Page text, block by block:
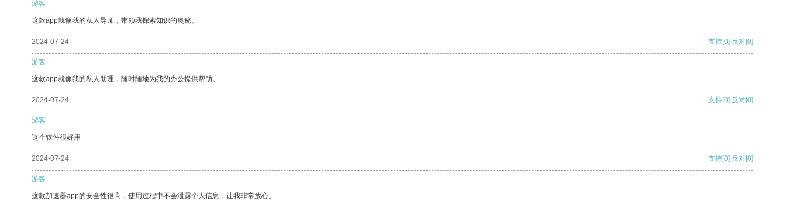
游客
这款app就像我的私人导师，带领我探索知识的奥秘。
2024-07-24 支持[0] 反对[0]
游客
这款app就像我的私人助理，随时随地为我的办公提供帮助。
2024-07-24 支持[0] 反对[0]
游客
这个软件很好用
2024-07-24 支持[0] 反对[0]
游客
这款加速器app的安全性很高，使用过程中不会泄露个人信息，让我非常放心。